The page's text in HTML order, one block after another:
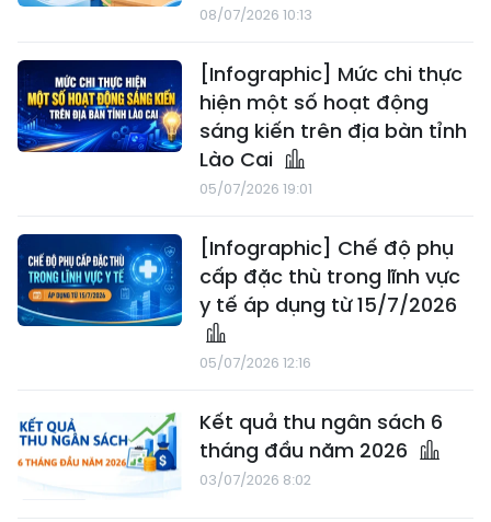
08/07/2026 10:13
[Infographic] Mức chi thực
hiện một số hoạt động
sáng kiến trên địa bàn tỉnh
Lào Cai
05/07/2026 19:01
[Infographic] Chế độ phụ
cấp đặc thù trong lĩnh vực
y tế áp dụng từ 15/7/2026
05/07/2026 12:16
Kết quả thu ngân sách 6
tháng đầu năm 2026
03/07/2026 8:02